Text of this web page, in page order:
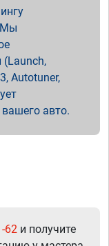
Мы
(Launch,
Autotuner,
авто.
62 и получите